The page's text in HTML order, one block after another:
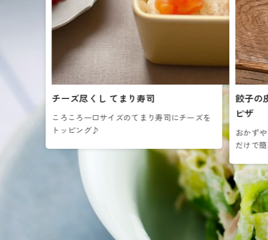
チーズ尽くし てまり寿司
ころころ一口サイズのてまり寿司にチーズを
トッピング♪
餃子の
ピザ
おかず
だけで